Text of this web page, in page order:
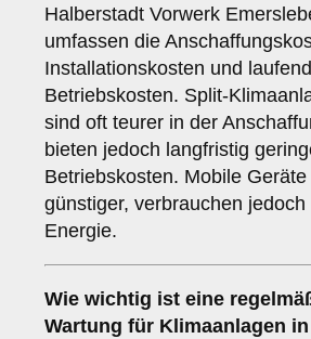
Halberstadt Vorwerk
umfassen die
Installationskosten und
Betriebskosten. Split-
sind oft teurer in der
bieten jedoch langfristig
Betriebskosten. Mobile Geräte
günstiger, verbrauchen jedoch
Energie.
Wie wichtig ist eine
Wartung für Klimaanlagen in